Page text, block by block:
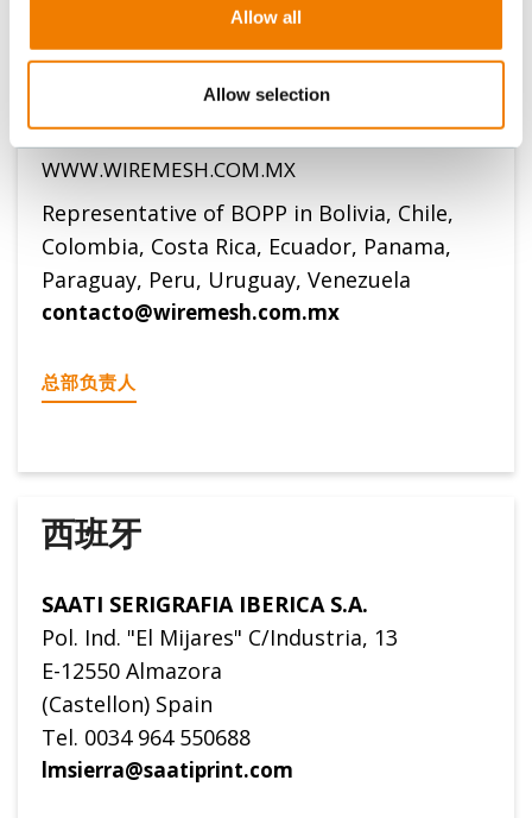
Allow all
Allow selection
14210 Mexico D.F.
Tel. 0052-555-644 15 98
WWW.WIREMESH.COM.MX
Representative of BOPP in Bolivia, Chile,
Colombia, Costa Rica, Ecuador, Panama,
Paraguay, Peru, Uruguay, Venezuela
contacto@wiremesh.com.mx
总部负责人
西班牙
SAATI SERIGRAFIA IBERICA S.A.
Pol. Ind. "El Mijares" C/Industria, 13
E-12550 Almazora
(Castellon) Spain
Tel. 0034 964 550688
lmsierra@saatiprint.com